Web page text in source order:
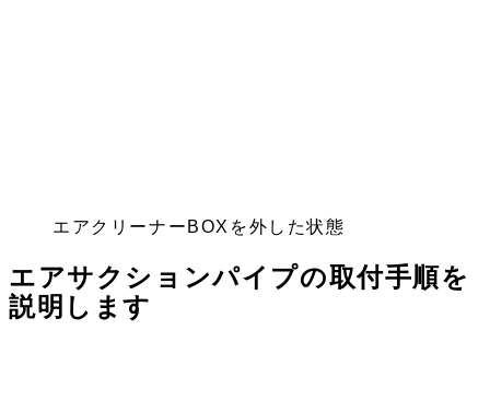
エアクリーナーBOXを外した状態
エアサクションパイプの取付手順を
説明します